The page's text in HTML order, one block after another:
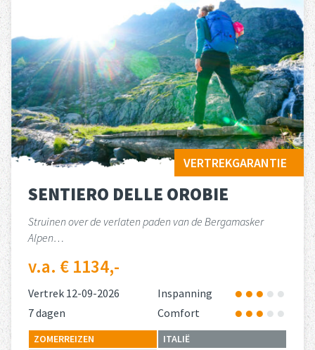
SENTIERO DELLE OROBIE
VERTREKGARANTIE
Struinen over de verlaten paden van de Bergamasker
Alpen…
v.a. € 1134,-
Vertrek 12-09-2026
Inspanning
7 dagen
Comfort
ZOMERREIZEN
ITALIË